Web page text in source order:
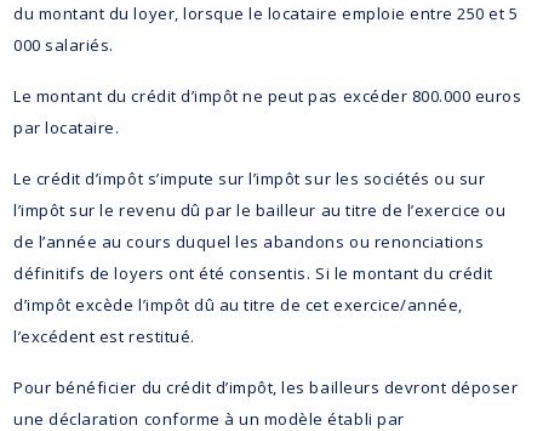
du montant du loyer, lorsque le locataire emploie entre 250 et 5
000 salariés.
Le montant du crédit d’impôt ne peut pas excéder 800.000 euros
par locataire.
Le crédit d’impôt s’impute sur l’impôt sur les sociétés ou sur
l’impôt sur le revenu dû par le bailleur au titre de l’exercice ou
de l’année au cours duquel les abandons ou renonciations
définitifs de loyers ont été consentis. Si le montant du crédit
d’impôt excède l’impôt dû au titre de cet exercice/année,
l’excédent est restitué.
Pour bénéficier du crédit d’impôt, les bailleurs devront déposer
une déclaration conforme à un modèle établi par